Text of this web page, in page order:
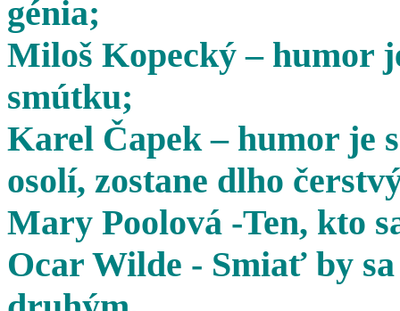
génia;
Miloš Kopecký – humor
smútku;
Karel Čapek – humor je
osolí, zostane dlho
Mary Poolová -Ten, kto
Ocar Wilde - Smiať by